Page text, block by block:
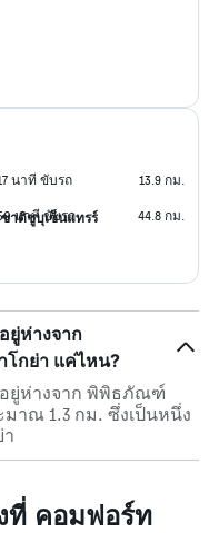
นาที ขับรถ 13.9 กม.
าติชูบุเซ็นแทรร์
นาที ขับรถ 44.8 กม.
ยู่ห่างจาก
กย่า แค่ไหน?
ยู่ห่างจาก พิพิธภัณฑ์
าณ 1.3 กม. ซึ่งเป็นหนึ่ง
ที่ คอมฟอร์ท